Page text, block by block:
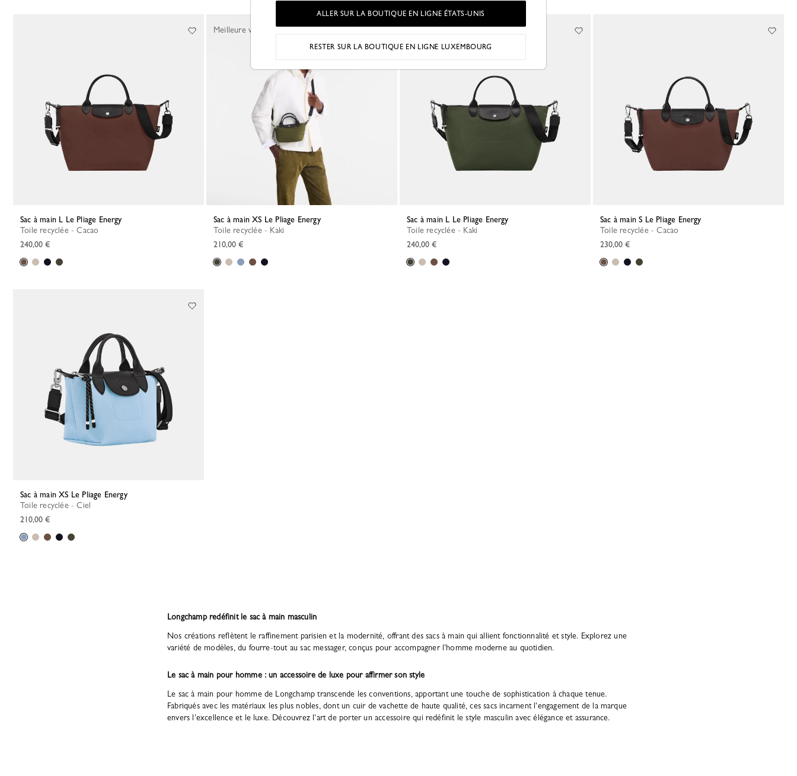
Sac à main L Le Pliage Energy
Toile recyclée - Cacao
240,00 €
Sac à main XS Le Pliage Energy
Toile recyclée - Kaki
210,00 €
Meilleure vente
Sac à main L Le Pliage Energy
Toile recyclée - Kaki
240,00 €
Meilleure vente
Sac à main S Le Pliage Energy
Toile recyclée - Cacao
230,00 €
Sac à main XS Le Pliage Energy
Toile recyclée - Ciel
210,00 €
Longchamp redéfinit le sac à main masculin
Nos créations reflètent le raffinement parisien et la modernité, offrant des sacs à main qui allient fonctionnalité et style. Explorez une
variété de modèles, du fourre-tout au sac messager, conçus pour accompagner l'homme moderne au quotidien.
Le sac à main pour homme : un accessoire de luxe pour affirmer son style
Le sac à main pour homme de Longchamp transcende les conventions, apportant une touche de sophistication à chaque tenue.
Fabriqués avec les matériaux les plus nobles, dont un cuir de vachette de haute qualité, ces sacs incarnent l'engagement de la marque
envers l'excellence et le luxe. Découvrez l'art de porter un accessoire qui redéfinit le style masculin avec élégance et assurance.
ALLER SUR LA BOUTIQUE EN LIGNE ÉTATS-UNIS
RESTER SUR LA BOUTIQUE EN LIGNE LUXEMBOURG